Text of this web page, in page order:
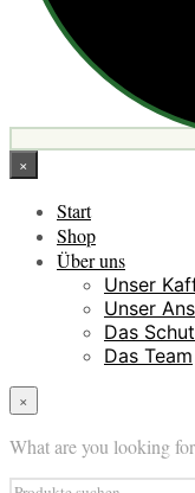
×
Start
Shop
Über uns
Unser
Unser
Das
Das Team
×
What are you looking